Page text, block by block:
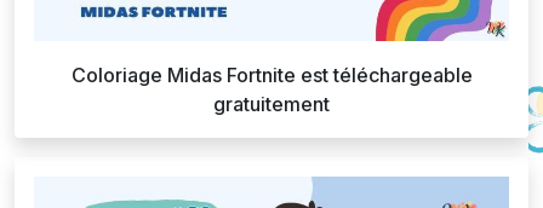
Coloriage Midas Fortnite est téléchargeable
gratuitement